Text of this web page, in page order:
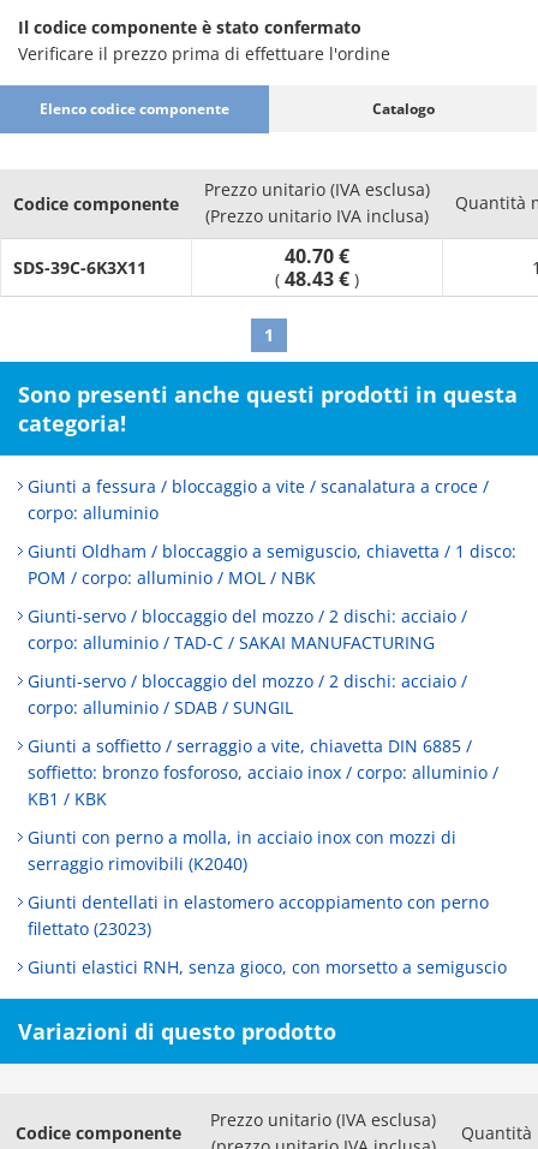
Il codice componente è stato confermato
Verificare il prezzo prima di effettuare l'ordine
Elenco codice componente Catalogo
Codice componente
Prezzo unitario (IVA esclusa)
(Prezzo unitario IVA inclusa)
Quantità
SDS-39C-6K3X11 40.70 €
( 48.43 € )
1
Sono presenti anche questi prodotti in questa
categoria!
Giunti a fessura / bloccaggio a vite / scanalatura a croce /
corpo: alluminio
Giunti Oldham / bloccaggio a semiguscio, chiavetta / 1 disco:
POM / corpo: alluminio / MOL / NBK
Giunti-servo / bloccaggio del mozzo / 2 dischi: acciaio /
corpo: alluminio / TAD-C / SAKAI MANUFACTURING
Giunti-servo / bloccaggio del mozzo / 2 dischi: acciaio /
corpo: alluminio / SDAB / SUNGIL
Giunti a soffietto / serraggio a vite, chiavetta DIN 6885 /
soffietto: bronzo fosforoso, acciaio inox / corpo: alluminio /
KB1 / KBK
Giunti con perno a molla, in acciaio inox con mozzi di
serraggio rimovibili (K2040)
Giunti dentellati in elastomero accoppiamento con perno
filettato (23023)
Giunti elastici RNH, senza gioco, con morsetto a semiguscio
Variazioni di questo prodotto
Codice componente
Prezzo unitario (IVA esclusa)